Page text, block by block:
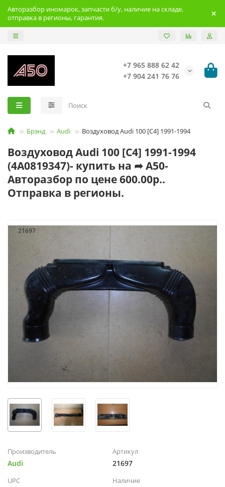
Авторазбор иномарок, запчасти б/у, наличие на складе,
отправка в регионы, гарантия.
+7 965 888 62 42
+7 904 241 76 76
Брэнд Audi Воздуховод Audi 100 [C4] 1991-1994
Воздуховод Audi 100 [C4] 1991-1994
(4А0819347)- купить на ➦ А50-
Авторазбор по цене 600.00р..
Отправка в регионы.
21697
Производитель
Audi
Артикул
21697
UPC Наличие